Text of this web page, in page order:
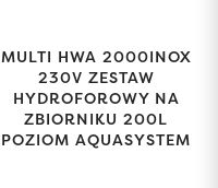
MULTI HWA 2000INOX
230V ZESTAW
HYDROFOROWY NA
ZBIORNIKU 200L
POZIOM AQUASYSTEM